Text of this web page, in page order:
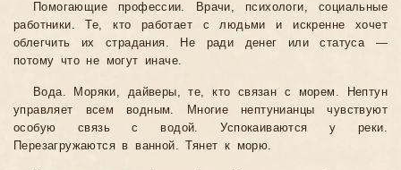
Помогающие профессии. Врачи, психологи, социальные
работники. Те, кто работает с людьми и искренне хочет
облегчить их страдания. Не ради денег или статуса —
потому что не могут иначе.
Вода. Моряки, дайверы, те, кто связан с морем. Нептун
управляет всем водным. Многие нептунианцы чувствуют
особую связь с водой. Успокаиваются у реки.
Перезагружаются в ванной. Тянет к морю.